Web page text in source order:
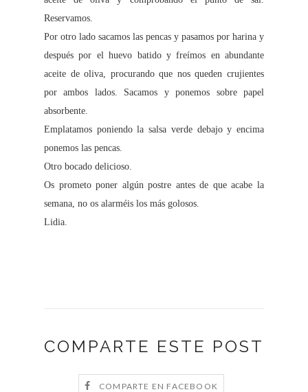
Reservamos.
Por otro lado sacamos las pencas y pasamos por harina y
después por el huevo batido y freímos en abundante
aceite de oliva, procurando que nos queden crujientes
por ambos lados. Sacamos y ponemos sobre papel
absorbente.
Emplatamos poniendo la salsa verde debajo y encima
ponemos las pencas.
Otro bocado delicioso.
Os prometo poner algún postre antes de que acabe la
semana, no os alarméis los más golosos.
Lidia.
COMPARTE ESTE POST
COMPARTE EN FACEBOOK